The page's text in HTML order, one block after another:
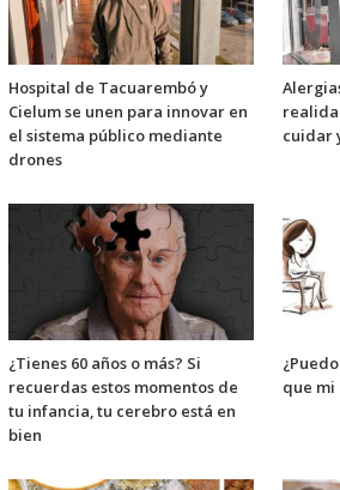
Hospital de Tacuarembó y
Cielum se unen para innovar en
el sistema público mediante
drones
cuidar
¿Tienes 60 años o más? Si
recuerdas estos momentos de
tu infancia, tu cerebro está en
bien
que mi